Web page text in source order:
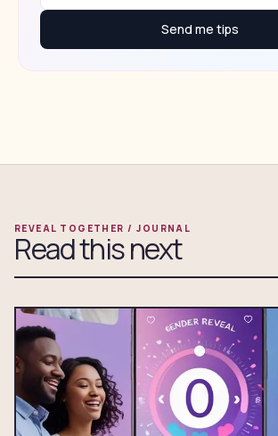
Send me tips
REVEAL TOGETHER / JOURNAL
Read this next